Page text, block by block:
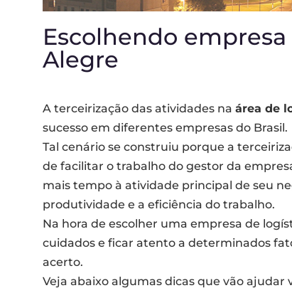
Escolhendo
Alegre
A terceirização das atividades na área de
sucesso em diferentes empresas do Brasil.
Tal cenário se construiu porque a
de facilitar o trabalho do gestor da
mais tempo à atividade principal de seu
produtividade e a eficiência do trabalho.
Na hora de escolher uma empresa de
cuidados e ficar atento a determinados
acerto.
Veja abaixo algumas dicas que vão ajudar